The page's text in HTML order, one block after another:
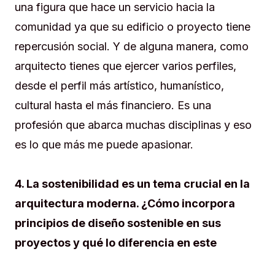
una figura que hace un servicio hacia la
comunidad ya que su edificio o proyecto tiene
repercusión social. Y de alguna manera, como
arquitecto tienes que ejercer varios perfiles,
desde el perfil más artístico, humanístico,
cultural hasta el más financiero. Es una
profesión que abarca muchas disciplinas y eso
es lo que más me puede apasionar.
4. La sostenibilidad es un tema crucial en la
arquitectura moderna. ¿Cómo incorpora
principios de diseño sostenible en sus
proyectos y qué lo diferencia en este